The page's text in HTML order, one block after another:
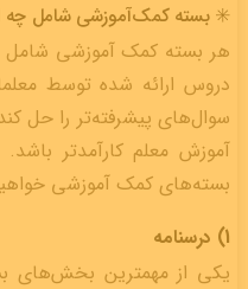
✳️ بسته کمک‌آموزشی شامل چه
هر بسته کمک آموزشی شامل
دروس ارائه شده توسط
سوال‌های پیشرفته‌تر را حل
آموزش معلم کارآمدتر
بسته‌های کمک آموزشی
1) درسنامه
یکی از مهمترین بخش‌های